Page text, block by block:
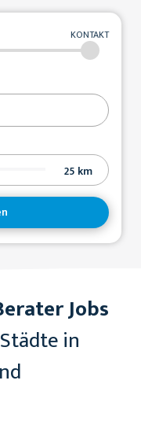
KONTAKT
25 km
Jobs
in